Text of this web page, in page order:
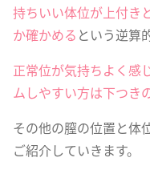
持ちいい体位が上付き
か確かめる という逆算
正常位が気持ちよく感
ムしやすい方は下つき
その他の膣の位置と体
ご紹介していきます。